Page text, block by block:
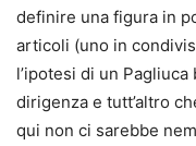
definire una figura in
articoli (uno in
l’ipotesi di un
dirigenza e tutt’altro
qui non ci sarebbe